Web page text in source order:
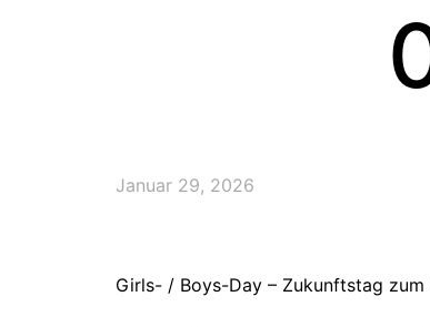
Januar 29, 2026
Girls- / Boys-Day – Zukunftstag